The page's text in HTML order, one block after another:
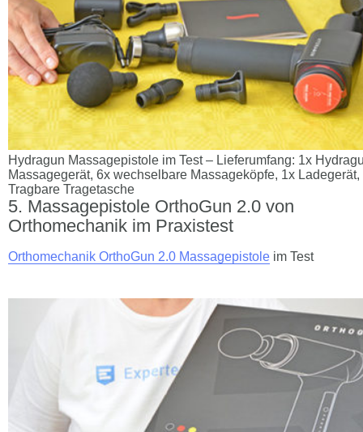
Hydragun Massagepistole im Test – Lieferumfang: 1x
Massagegerät, 6x wechselbare Massageköpfe, 1x
Tragbare Tragetasche
Massagepistole OrthoGun 2.0 von
Orthomechanik im Praxistest
Orthomechanik OrthoGun 2.0 Massagepistole im Test